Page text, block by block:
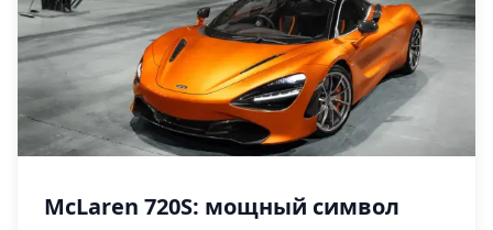
McLaren 720S: мощный символ